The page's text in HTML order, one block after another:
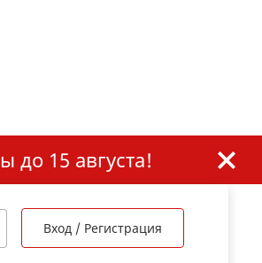
до 15 августа!
Вход / Регистрация